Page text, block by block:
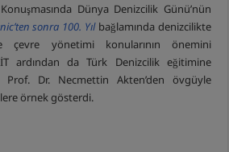
Dünya Denizcilik Günü’nün
sonra 100. Yılbağlamında denizcilikte
çevre yönetimi konularının önemini
ardından da Türk Denizcilik eğitimine
Prof. Dr. Necmettin Akten’den övgüyle
örnek gösterdi.